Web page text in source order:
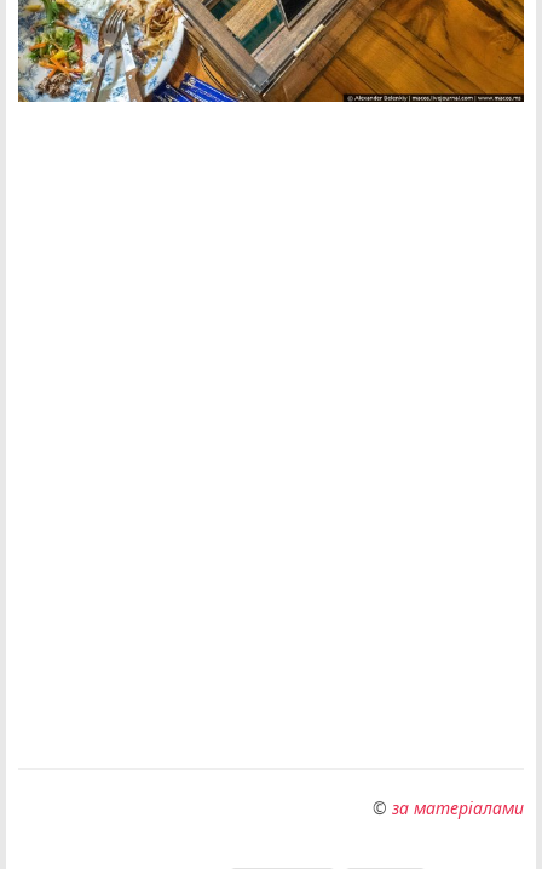
© за матеріалами